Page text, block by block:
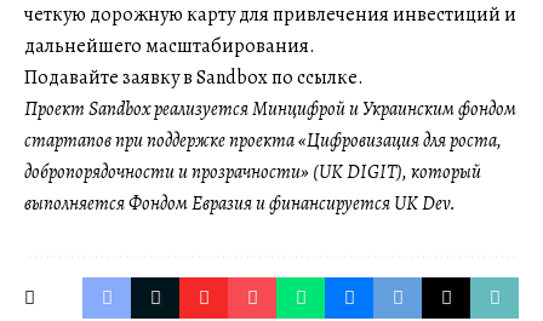
четкую дорожную карту для привлечения инвестиций и
дальнейшего масштабирования.
Подавайте заявку в Sandbox по ссылке.
Проект Sandbox реализуется Минцифрой и Украинским фондом
стартапов при поддержке проекта «Цифровизация для роста,
добропорядочности и прозрачности» (UK DIGIT), который
выполняется Фондом Евразия и финансируется UK Dev.